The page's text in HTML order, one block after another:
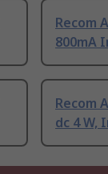
Recom
800mA
Recom
dc 4 W,